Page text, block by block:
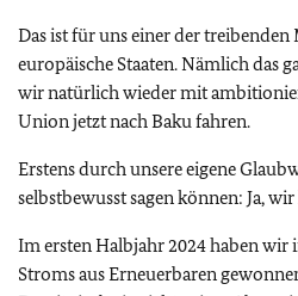
Das ist für uns einer der treibenden
europäische Staaten. Nämlich das
wir natürlich wieder mit
Union jetzt nach Baku fahren.
Erstens durch unsere eigene
selbstbewusst sagen können: Ja,
Im ersten Halbjahr 2024 haben wir
Stroms aus Erneuerbaren